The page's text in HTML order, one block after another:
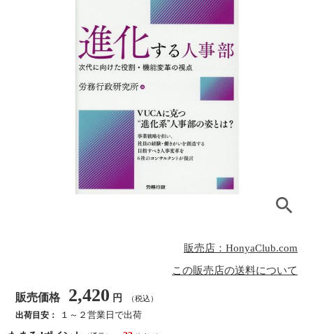
販売店：HonyaClub.com
この販売店の送料について
販売価格 2,420 円 （税込）
出荷目安：
１～２営業日で出荷